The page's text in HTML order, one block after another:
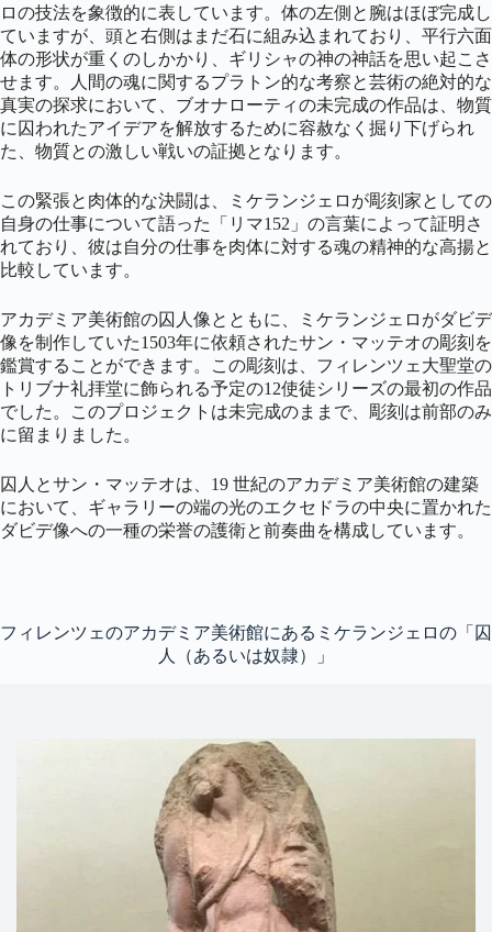
ロの技法を象徴的に表しています。体の左側と腕はほぼ完成し
ていますが、頭と右側はまだ石に組み込まれており、平行六面
体の形状が重くのしかかり、ギリシャの神の神話を思い起こさ
せます。人間の魂に関するプラトン的な考察と芸術の絶対的な
真実の探求において、ブオナローティの未完成の作品は、物質
に囚われたアイデアを解放するために容赦なく掘り下げられ
た、物質との激しい戦いの証拠となります。
この緊張と肉体的な決闘は、ミケランジェロが彫刻家としての
自身の仕事について語った「リマ152」の言葉によって証明さ
れており、彼は自分の仕事を肉体に対する魂の精神的な高揚と
比較しています。
アカデミア美術館の囚人像とともに、ミケランジェロがダビデ
像を制作していた1503年に依頼されたサン・マッテオの彫刻を
鑑賞することができます。この彫刻は、フィレンツェ大聖堂の
トリブナ礼拝堂に飾られる予定の12使徒シリーズの最初の作品
でした。このプロジェクトは未完成のままで、彫刻は前部のみ
に留まりました。
囚人とサン・マッテオは、19 世紀のアカデミア美術館の建築
において、ギャラリーの端の光のエクセドラの中央に置かれた
ダビデ像への一種の栄誉の護衛と前奏曲を構成しています。
フィレンツェのアカデミア美術館にあるミケランジェロの「囚
人（あるいは奴隷）」